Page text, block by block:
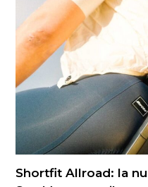
Shortfit Allroad: la